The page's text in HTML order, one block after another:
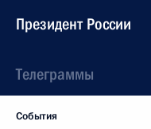
Президент России
Телеграммы
События